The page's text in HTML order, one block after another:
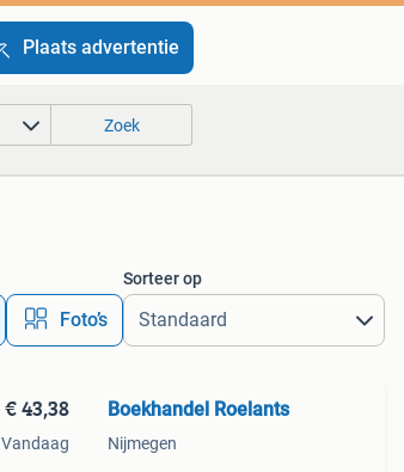
Plaats advertentie
Zoek
Foto’s
Sorteer op
€ 43,38
Vandaag
Boekhandel Roelants
Nijmegen